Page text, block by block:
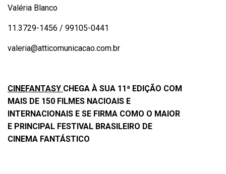
Valéria Blanco
11.3729-1456 / 99105-0441
valeria@atticomunicacao.com.br
CINEFANTASY CHEGA À SUA 11ª EDIÇÃO COM
MAIS DE 150 FILMES NACIOAIS E
INTERNACIONAIS E SE FIRMA COMO O MAIOR
E PRINCIPAL FESTIVAL BRASILEIRO DE
CINEMA FANTÁSTICO